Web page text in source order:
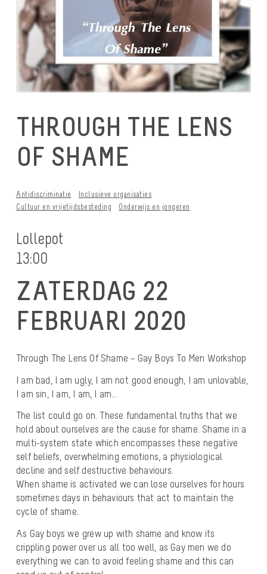
THROUGH THE LENS
OF SHAME
Antidiscriminatie
Inclusieve organisaties
Cultuur en vrijetijdsbesteding
Onderwijs en jongeren
Lollepot
13:00
ZATERDAG 22
FEBRUARI 2020
Through The Lens Of Shame – Gay Boys To Men Workshop
I am bad, I am ugly, I am not good enough, I am unlovable,
I am sin, I am, I am, I am…
The list could go on. These fundamental truths that we
hold about ourselves are the cause for shame. Shame in a
multi-system state which encompasses these negative
self beliefs, overwhelming emotions, a physiological
decline and self destructive behaviours.
When shame is activated we can lose ourselves for hours
sometimes days in behaviours that act to maintain the
cycle of shame.
As Gay boys we grew up with shame and know its
crippling power over us all too well, as Gay men we do
everything we can to avoid feeling shame and this can